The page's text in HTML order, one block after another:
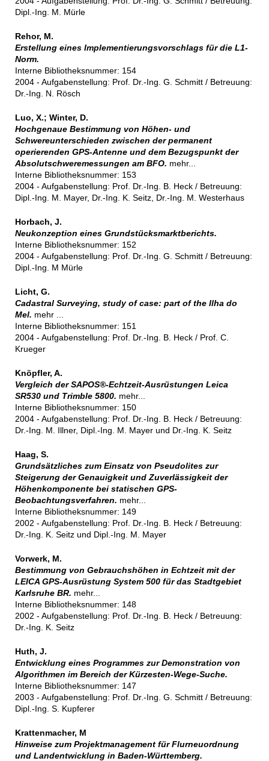
Dipl.-Ing. M. Mürle
Rehor, M.
Erstellung eines Implementierungsvorschlags für die L1-
Norm.
Interne Bibliotheksnummer: 154
2004 - Aufgabenstellung: Prof. Dr.-Ing. G. Schmitt / Betreuung:
Dr.-Ing. N. Rösch
Luo, X.; Winter, D.
Hochgenaue Bestimmung von Höhen- und
Schwereunterschieden zwischen der permanent
operierenden GPS-Antenne und dem Bezugspunkt der
Absolutschweremessungen am BFO. mehr...
Interne Bibliotheksnummer: 153
2004 - Aufgabenstellung: Prof. Dr.-Ing. B. Heck / Betreuung:
Dipl.-Ing. M. Mayer, Dr.-Ing. K. Seitz, Dr.-Ing. M. Westerhaus
Horbach, J.
Neukonzeption eines Grundstücksmarktberichts.
Interne Bibliotheksnummer: 152
2004 - Aufgabenstellung: Prof. Dr.-Ing. G. Schmitt / Betreuung:
Dipl.-Ing. M Mürle
Licht, G.
Cadastral Surveying, study of case: part of the Ilha do
Mel. mehr ...
Interne Bibliotheksnummer: 151
2004 - Aufgabenstellung: Prof. Dr.-Ing. B. Heck / Prof. C.
Krueger
Knöpfler, A.
Vergleich der SAPOS®-Echtzeit-Ausrüstungen Leica
SR530 und Trimble 5800. mehr...
Interne Bibliotheksnummer: 150
2004 - Aufgabenstellung: Prof. Dr.-Ing. B. Heck / Betreuung:
Dr.-Ing. M. Illner, Dipl.-Ing. M. Mayer und Dr.-Ing. K. Seitz
Haag, S.
Grundsätzliches zum Einsatz von Pseudolites zur
Steigerung der Genauigkeit und Zuverlässigkeit der
Höhenkomponente bei statischen GPS-
Beobachtungsverfahren. mehr...
Interne Bibliotheksnummer: 149
2002 - Aufgabenstellung: Prof. Dr.-Ing. B. Heck / Betreuung:
Dr.-Ing. K. Seitz und Dipl.-Ing. M. Mayer
Vorwerk, M.
Bestimmung von Gebrauchshöhen in Echtzeit mit der
LEICA GPS-Ausrüstung System 500 für das Stadtgebiet
Karlsruhe BR. mehr...
Interne Bibliotheksnummer: 148
2002 - Aufgabenstellung: Prof. Dr.-Ing. B. Heck / Betreuung:
Dr.-Ing. K. Seitz
Huth, J.
Entwicklung eines Programmes zur Demonstration von
Algorithmen im Bereich der Kürzesten-Wege-Suche.
Interne Bibliotheksnummer: 147
2003 - Aufgabenstellung: Prof. Dr.-Ing. G. Schmitt / Betreuung:
Dipl.-Ing. S. Kupferer
Krattenmacher, M
Hinweise zum Projektmanagement für Flurneuordnung
und Landentwicklung in Baden-Württemberg.